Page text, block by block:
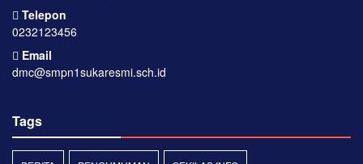
Telepon
0232123456
Email
dmc@smpn1sukaresmi.sch.id
Tags